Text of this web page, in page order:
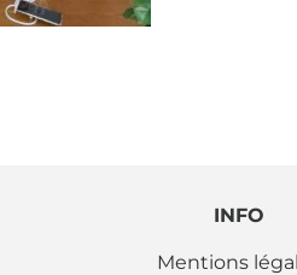
INFO
Mentions